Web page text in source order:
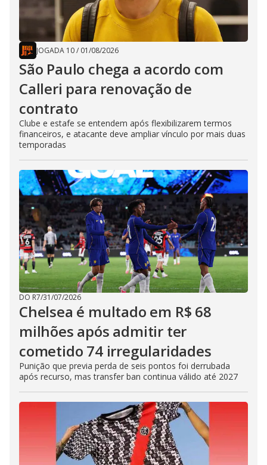
JOGADA 10/ 01/08/2026
São Paulo chega a acordo com
Calleri para renovação de
contrato
Clube e estafe se entendem após flexibilizarem termos
financeiros, e atacante deve ampliar vínculo por mais duas
temporadas
DO R7/31/07/2026
Chelsea é multado em R$ 68
milhões após admitir ter
cometido 74 irregularidades
Punição que previa perda de seis pontos foi derrubada
após recurso, mas transfer ban continua válido até 2027